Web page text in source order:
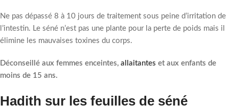
Ne pas dépassé 8 à 10 jours de traitement sous peine d’irritation de
l’intestin. Le séné n’est pas une plante pour la perte de poids mais il
élimine les mauvaises toxines du corps.
Déconseillé aux femmes enceintes, allaitantes et aux enfants de
moins de 15 ans.
Hadith sur les feuilles de séné